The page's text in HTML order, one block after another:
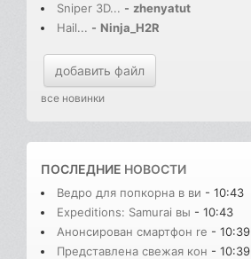
Sniper 3D... - zhenyatut
Hail... - Ninja_H2R
добавить файл
все новинки
ПОСЛЕДНИЕ НОВОСТИ
Ведро для попкорна в ви - 10:43
Expeditions: Samurai вы - 10:43
Анонсирован смартфон re - 10:39
Представлена свежая кон - 10:39